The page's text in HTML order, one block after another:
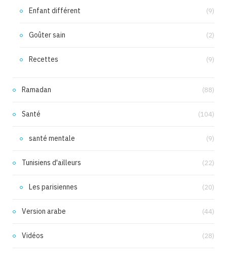
Enfant différent (9)
Goûter sain (2)
Recettes (9)
Ramadan (88)
Santé (104)
santé mentale (9)
Tunisiens d'ailleurs (22)
Les parisiennes (20)
Version arabe (44)
Vidéos (28)